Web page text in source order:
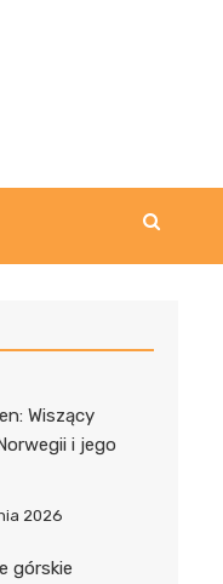
Wiszący
i jego
2026
górskie